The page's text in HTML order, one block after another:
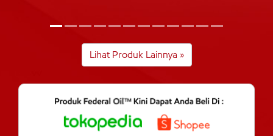
Lihat Produk Lainnya »